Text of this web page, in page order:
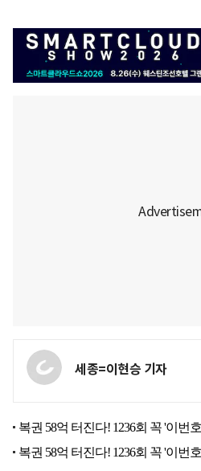
세종=이현승 기자